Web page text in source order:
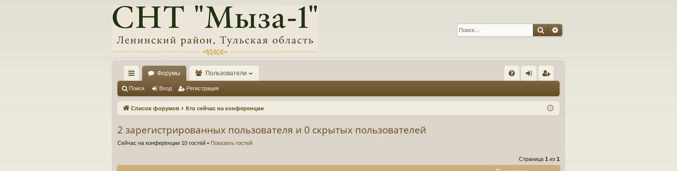
ПоискРасширенный поиск
с
ы
и
Форумы Пользователи
Q д ис
Поиск Вход Регистрация
Список форумов Кто сейчас на конференции
2 зарегистрированных пользователя и 0 скрытых пользователей
Сейчас на конференции 10 гостей • Показать гостей
Страница 1 из 1